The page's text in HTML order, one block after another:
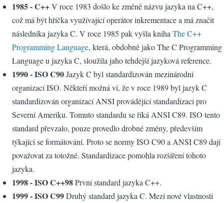
1985 - C++V roce 1983 došlo ke změně názvu jazyka na C++,
což má být hříčka využívající operátor inkrementace a má značit
následníka jazyka C. V roce 1985 pak vyšla kniha The C++
Programming Language, která, obdobně jako The C Programming
Language u jazyka C, sloužila jaho tehdejší jazyková reference.
1990 - ISO C90Jazyk C byl standardizován mezinárodní
organizací ISO. Někteří možná ví, že v roce 1989 byl jazyk C
standardizován organizací ANSI provádějící standardizaci pro
Severní Ameriku. Tomuto standardu se říká ANSI C89. ISO tento
standard převzalo, pouze provedlo drobné změny, především
týkající se formátování. Proto se normy ISO C90 a ANSI C89 dají
považovat za totožné. Standardizace pomohla rozšíření tohoto
jazyka.
1998 - ISO C++98První standard jazyka C++.
1999 - ISO C99Druhý standard jazyka C. Mezi nové vlastnosti